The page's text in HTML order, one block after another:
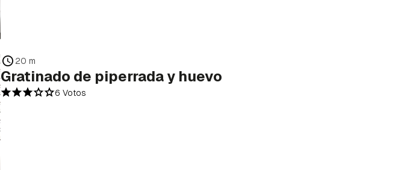
20 m
Gratinado de piperrada y huevo
6 Votos